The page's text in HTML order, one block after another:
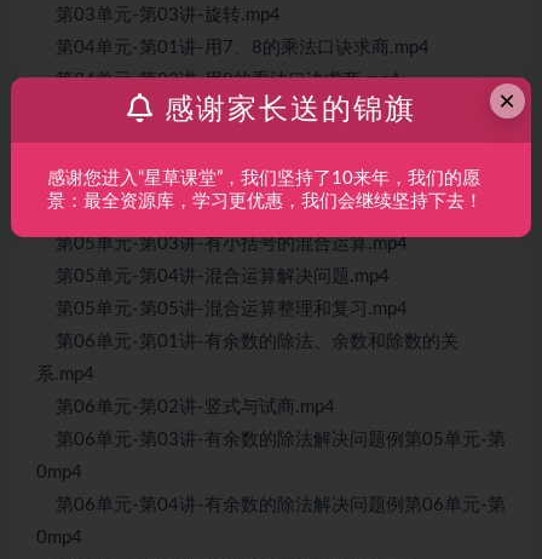
第03单元-第03讲-旋转.mp4
第04单元-第01讲-用7、8的乘法口诀求商.mp4
第04单元-第02讲-用9的乘法口诀求商.mp4
第04单元-第03讲-表内除法(二)解决问题.mp4
第04单元-第04讲-表内除法(二)整理和复习.mp4
第05单元-第01讲-同级运算.mp4
第05单元-第02讲-乘除法和加减法混合运算.mp4
第05单元-第03讲-有小括号的混合运算.mp4
第05单元-第04讲-混合运算解决问题.mp4
第05单元-第05讲-混合运算整理和复习.mp4
第06单元-第01讲-有余数的除法、余数和除数的关
系.mp4
第06单元-第02讲-竖式与试商.mp4
第06单元-第03讲-有余数的除法解决问题例第05单元-第
0mp4
第06单元-第04讲-有余数的除法解决问题例第06单元-第
0mp4
×
感谢家长送的锦旗
感谢您进入“星草课堂”，我们坚持了10来年，我们的愿
景：最全资源库，学习更优惠，我们会继续坚持下去！